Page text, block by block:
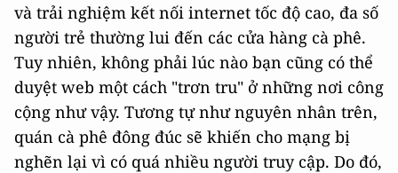
và trải nghiệm kết nối internet tốc độ cao, đa số
người trẻ thường lui đến các cửa hàng cà phê.
Tuy nhiên, không phải lúc nào bạn cũng có thể
duyệt web một cách "trơn tru" ở những nơi công
cộng như vậy. Tương tự như nguyên nhân trên,
quán cà phê đông đúc sẽ khiến cho mạng bị
nghẽn lại vì có quá nhiều người truy cập. Do đó,